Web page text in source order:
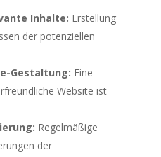
Inhalte: Erstellung
der potenziellen
Gestaltung: Eine
Website ist
Regelmäßige
der